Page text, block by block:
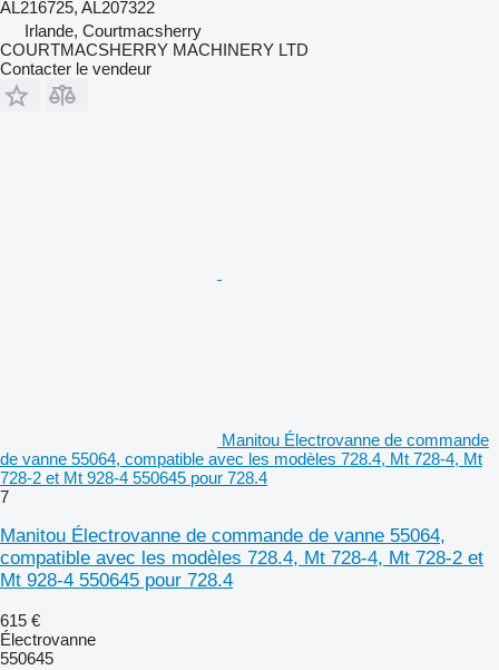
AL216725, AL207322
Irlande, Courtmacsherry
COURTMACSHERRY MACHINERY LTD
Contacter le vendeur
Manitou Électrovanne de commande
de vanne 55064, compatible avec les modèles 728.4, Mt 728-4, Mt
728-2 et Mt 928-4 550645 pour 728.4
7
Manitou Électrovanne de commande de vanne 55064,
compatible avec les modèles 728.4, Mt 728-4, Mt 728-2 et
Mt 928-4 550645 pour 728.4
615 €
Électrovanne
550645